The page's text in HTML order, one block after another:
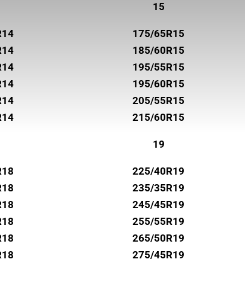
15
175/65R15
185/60R15
195/55R15
195/60R15
205/55R15
215/60R15
19
225/40R19
235/35R19
245/45R19
255/55R19
265/50R19
275/45R19